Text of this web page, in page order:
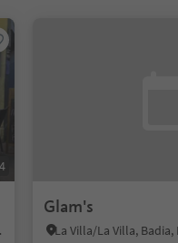
Glam's